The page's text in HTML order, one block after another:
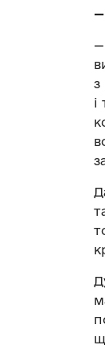
—
—
з
і